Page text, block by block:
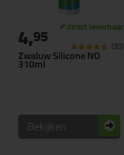
Zwaluw Silicone NO
310ml
4,95 (30)
Bekijken